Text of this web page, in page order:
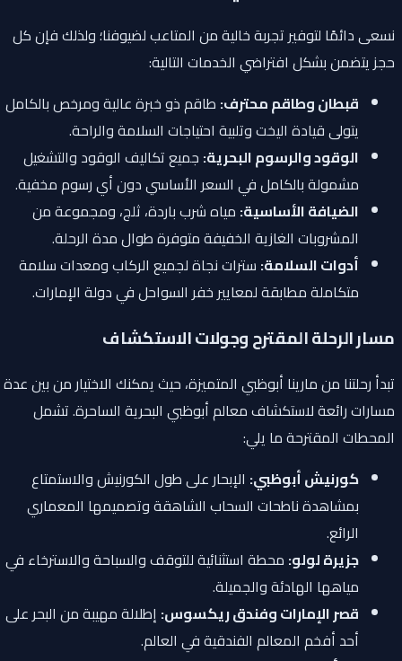
نسعى دائمًا لتوفير تجربة خالية من المتاعب لضيوفنا؛ ولذلك فإن كل
حجز يتضمن بشكل افتراضي الخدمات التالية:
قبطان وطاقم محترف:طاقم ذو خبرة عالية ومرخص بالكامل
يتولى قيادة اليخت وتلبية احتياجات السلامة والراحة.
الوقود والرسوم البحرية:جميع تكاليف الوقود والتشغيل
مشمولة بالكامل في السعر الأساسي دون أي رسوم مخفية.
الضيافة الأساسية:مياه شرب باردة، ثلج، ومجموعة من
المشروبات الغازية الخفيفة متوفرة طوال مدة الرحلة.
أدوات السلامة:سترات نجاة لجميع الركاب ومعدات سلامة
متكاملة مطابقة لمعايير خفر السواحل في دولة الإمارات.
مسار الرحلة المقترح وجولات الاستكشاف
تبدأ رحلتنا من مارينا أبوظبي المتميزة، حيث يمكنك الاختيار من بين عدة
مسارات رائعة لاستكشاف معالم أبوظبي البحرية الساحرة. تشمل
المحطات المقترحة ما يلي:
كورنيش أبوظبي:الإبحار على طول الكورنيش والاستمتاع
بمشاهدة ناطحات السحاب الشاهقة وتصميمها المعماري
الرائع.
جزيرة لولو:محطة استثنائية للتوقف والسباحة والاسترخاء في
مياهها الهادئة والجميلة.
قصر الإمارات وفندق ريكسوس:إطلالة مهيبة من البحر على
أحد أفخم المعالم الفندقية في العالم.